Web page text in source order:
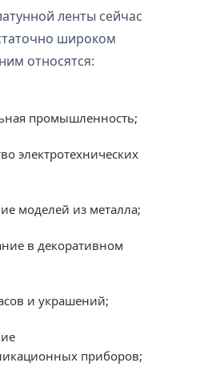
ленты сейчас
широком
относятся:
промышленность;
электротехнических
моделей из металла;
в декоративном
и украшений;
приборов;